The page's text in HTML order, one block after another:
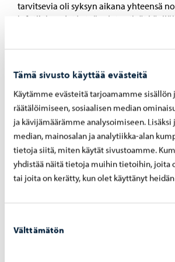
Tämä sivusto käyttää evästeitä
Käytämme evästeitä tarjoamamme sisällön
räätälöimiseen, sosiaalisen median
ja kävijämäärämme analysoimiseen.
median, mainosalan ja analytiikka-alan
tietoja siitä, miten käytät sivustoamme.
yhdistää näitä tietoja muihin tietoihin, joita
tai joita on kerätty, kun olet käyttänyt
valinta
Välttämätön
tarvitsevia oli syksyn aikana yhteensä
infotilaisuudet ja työpajat vetivät
10.12.2025
Runeberg-palkintoehdokkaat julki
”Kirjavuodessa erottuivat
runouden onnistumiset”
Lastenkirjallisuuspalkinto